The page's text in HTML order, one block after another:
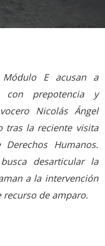
E acusan a
con prepotencia y
Nicolás Ángel
tras la reciente visita
Humanos.
desarticular la
a la intervención
de amparo.